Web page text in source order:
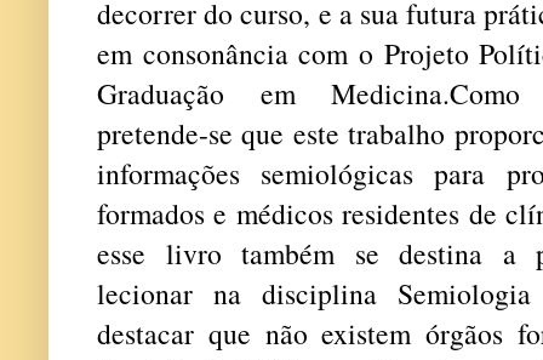
decorrer do curso, e a sua futura
em consonância com o Projeto
Graduação em
pretende-se que este trabalho
informações semiológicas para
formados e médicos residentes de
esse livro também se destina a
lecionar na disciplina
destacar que não existem órgãos